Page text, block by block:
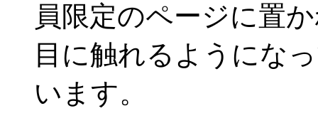
員限定のページに置
目に触れるようにな
います。